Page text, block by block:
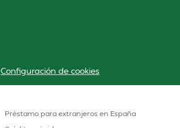
Configuración de cookies
Préstamo para extranjeros en España